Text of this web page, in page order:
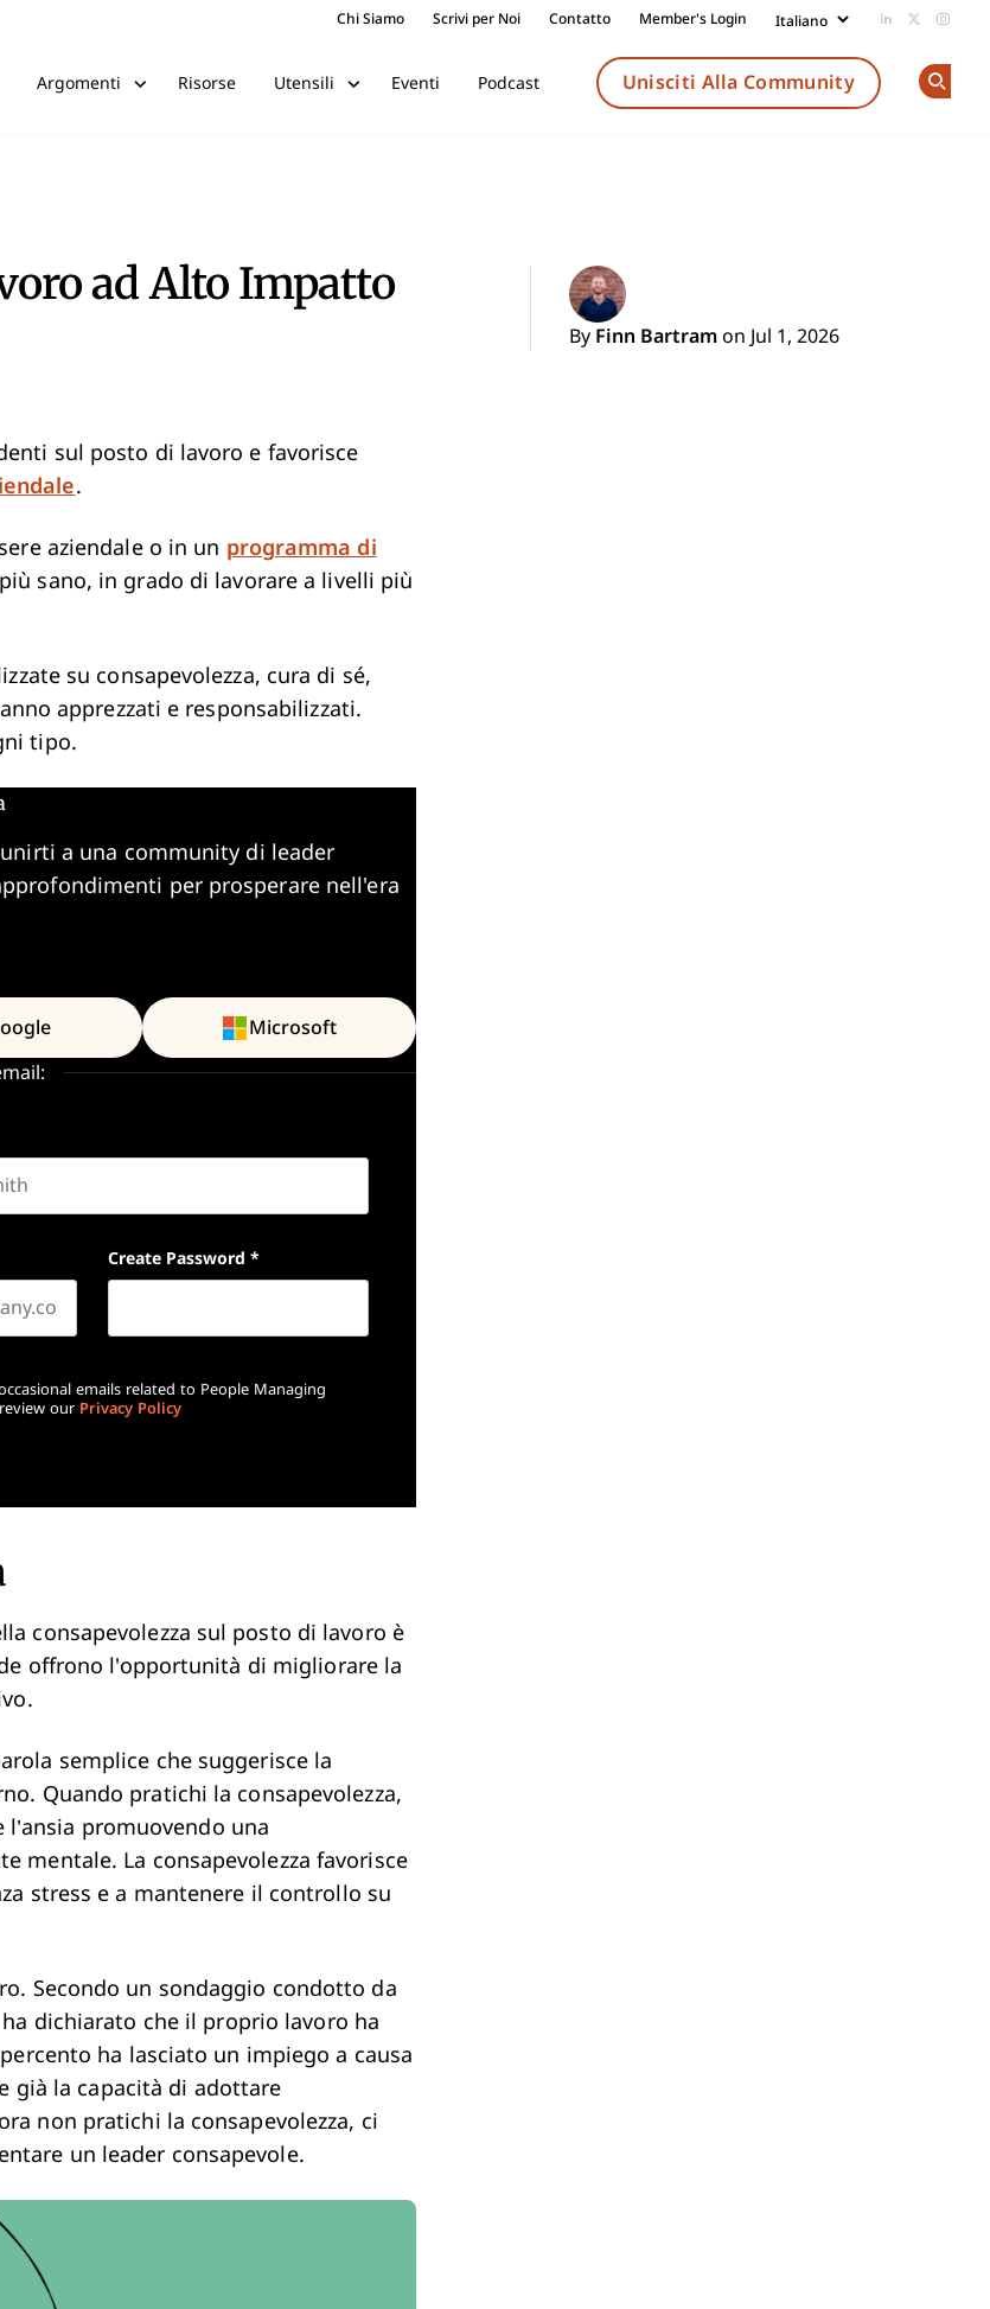
Chi Siamo Scrivi per Noi Contatto Member's Login Add us on
Follow
Argomenti Risorse Utensili Eventi Podcast Unisciti Alla Community
ad Alto Impatto
By Finn Bartram on Jul 1, 2026
sul posto di lavoro e favorisce
.
aziendale o in un programma di
sano, in grado di lavorare a livelli più
su consapevolezza, cura di sé,
apprezzati e responsabilizzati.
tipo.
a una community di leader
per prosperare nell'era
Microsoft
Create Password *
emails related to People Managing
our Privacy Policy
consapevolezza sul posto di lavoro è
offrono l'opportunità di migliorare la
semplice che suggerisce la
Quando pratichi la consapevolezza,
promuovendo una
mentale. La consapevolezza favorisce
stress e a mantenere il controllo su
Secondo un sondaggio condotto da
dichiarato che il proprio lavoro ha
ha lasciato un impiego a causa
già la capacità di adottare
non pratichi la consapevolezza, ci
un leader consapevole.